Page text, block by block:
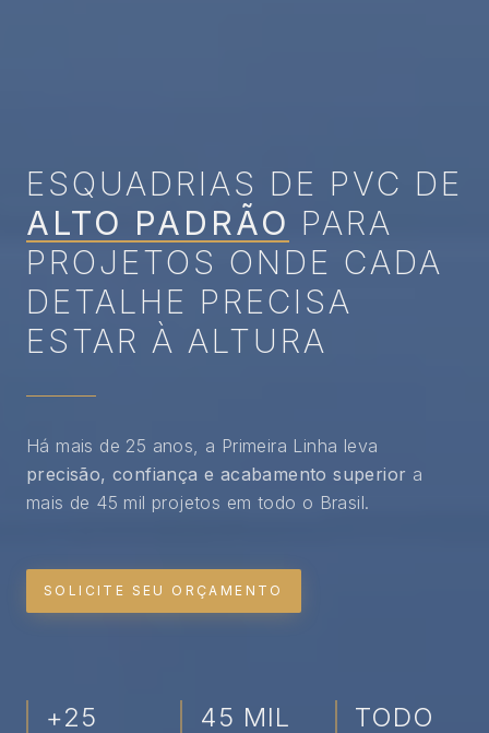
ESQUADRIAS DE PVC DE
ALTO PADRÃO PARA
PROJETOS ONDE CADA
DETALHE PRECISA
ESTAR À ALTURA
Há mais de 25 anos, a Primeira Linha leva
precisão, confiança e acabamento superior a
mais de 45 mil projetos em todo o Brasil.
SOLICITE SEU ORÇAMENTO
+25 45 MIL TODO